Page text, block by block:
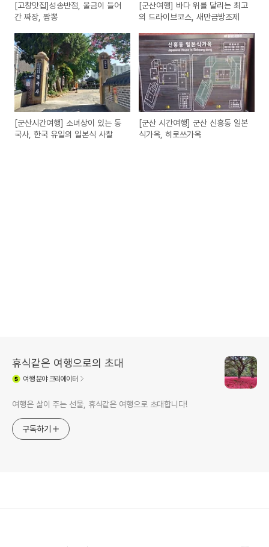
[고창맛집]성송반점, 울금이 들어
간 짜장, 짬뽕
[군산여행] 바다 위를 달리는 최고
의 드라이브코스, 새만금방조제
[군산시간여행] 소녀상이 있는 동
국사, 한국 유일의 일본식 사찰
[군산 시간여행] 군산 신흥동 일본
식가옥, 히로쓰가옥
휴식같은 여행으로의 초대
여행분야 크리에이터
여행은 삶이 주는 선물, 휴식같은 여행으로 초대합니다!
구독하기